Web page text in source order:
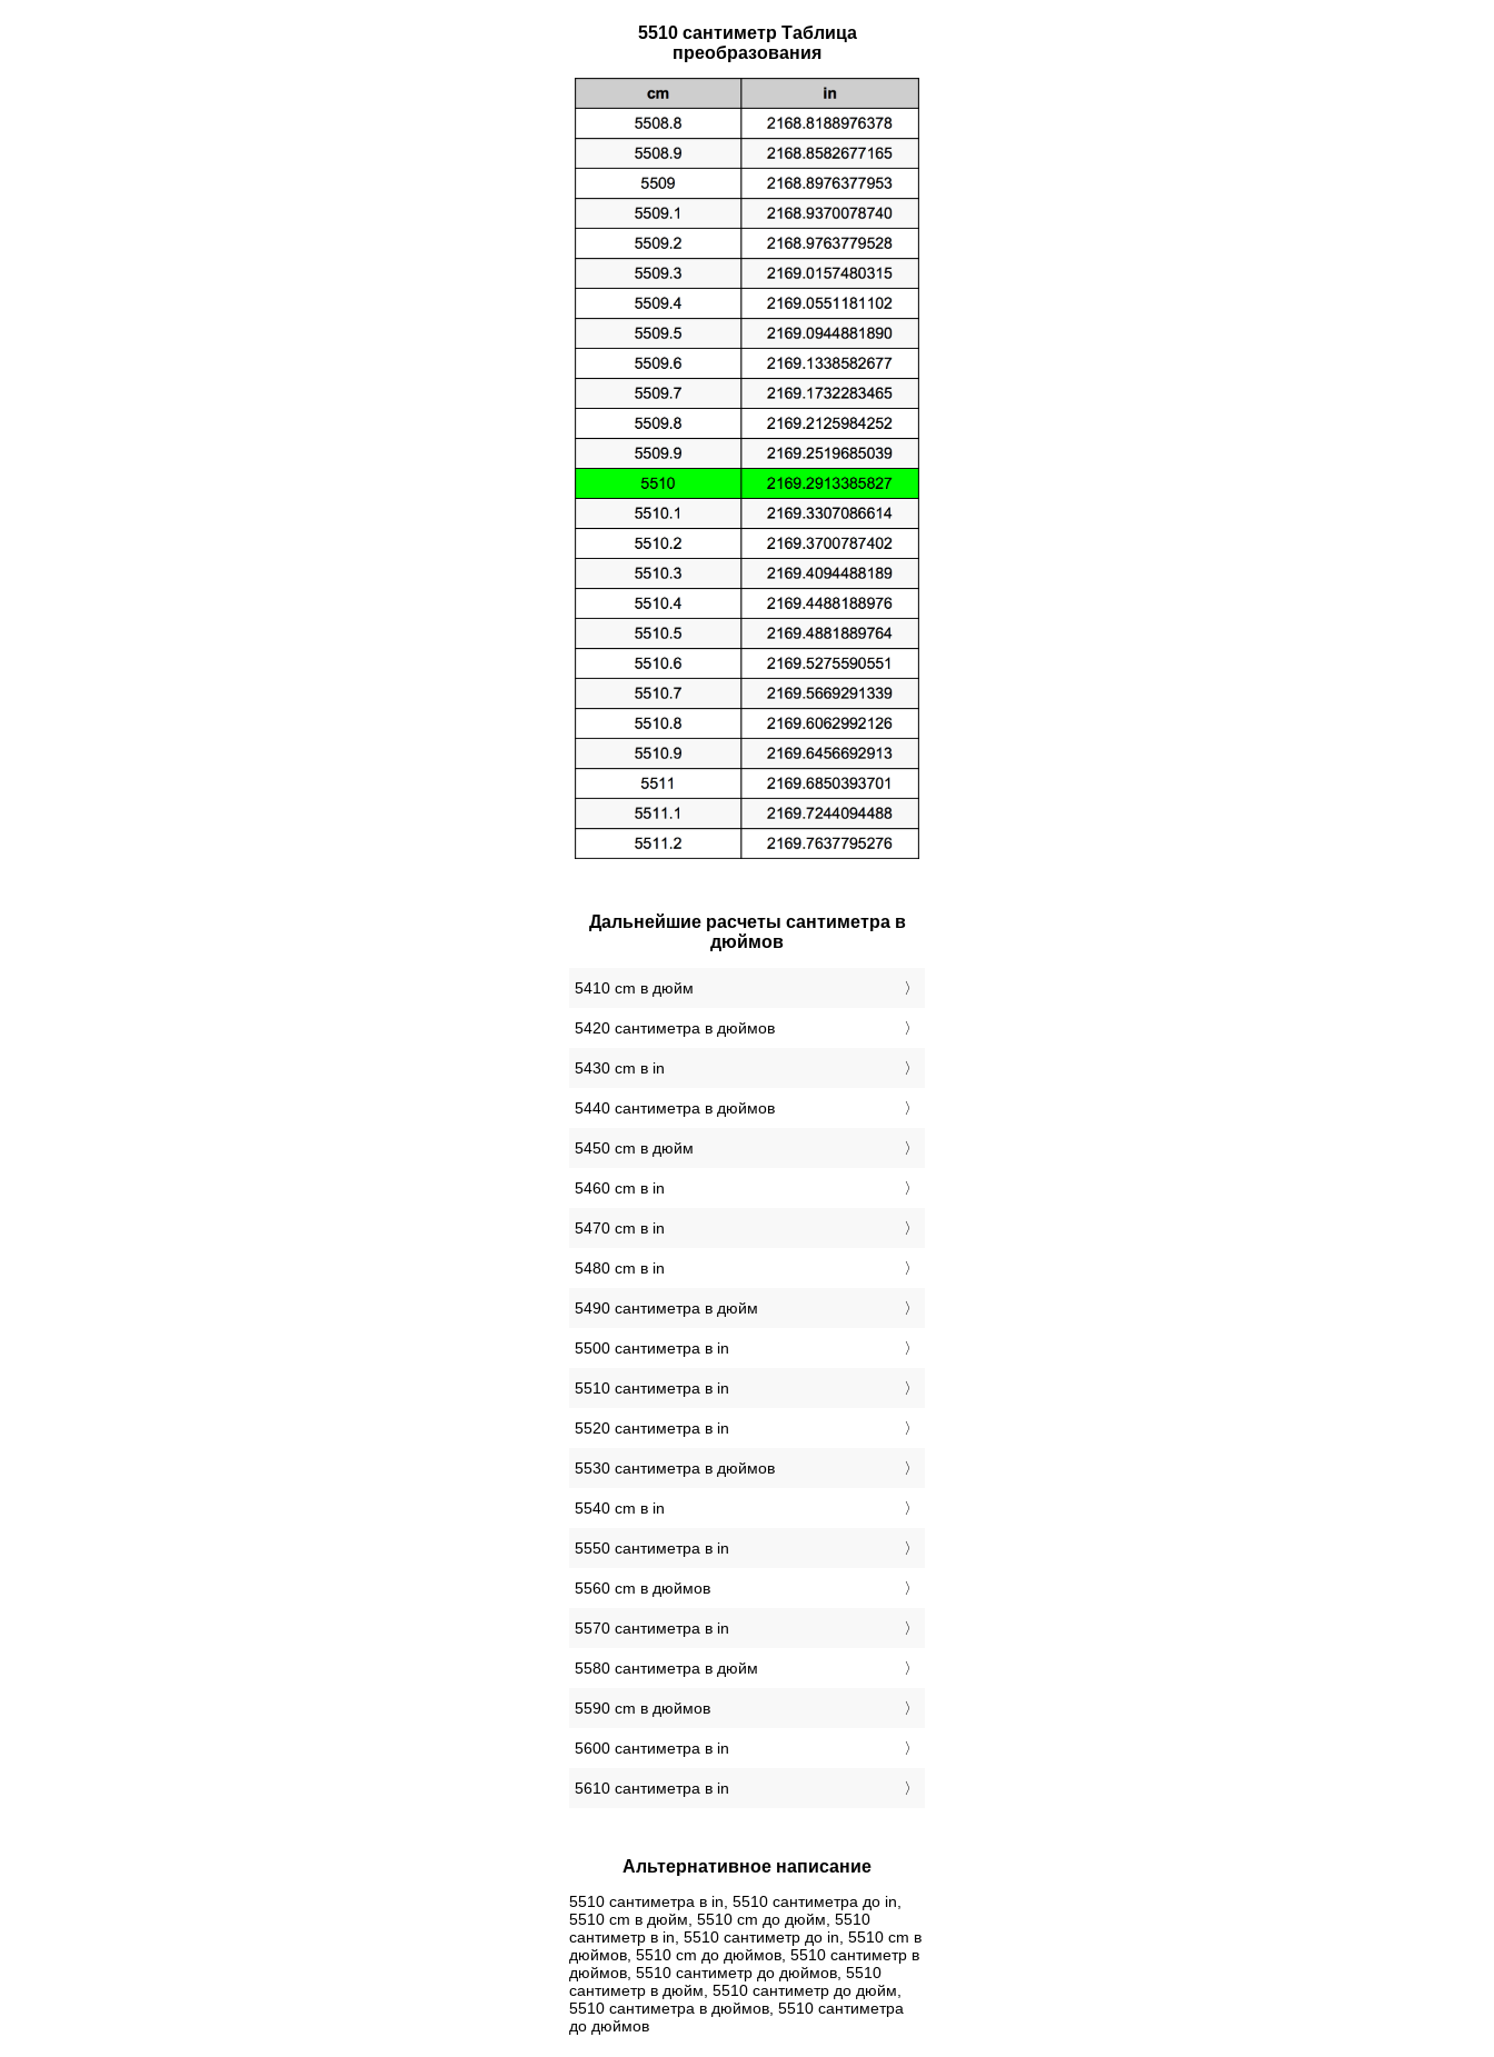
5510 сантиметр Таблица
преобразования
Дальнейшие расчеты сантиметра в
дюймов
5410 cm в дюйм
5420 сантиметра в дюймов
5430 cm в in
5440 сантиметра в дюймов
5450 cm в дюйм
5460 cm в in
5470 cm в in
5480 cm в in
5490 сантиметра в дюйм
5500 сантиметра в in
5510 сантиметра в in
5520 сантиметра в in
5530 сантиметра в дюймов
5540 cm в in
5550 сантиметра в in
5560 cm в дюймов
5570 сантиметра в in
5580 сантиметра в дюйм
5590 cm в дюймов
5600 сантиметра в in
5610 сантиметра в in
Альтернативное написание
5510 сантиметра в in, 5510 сантиметра до in,
5510 cm в дюйм, 5510 cm до дюйм, 5510
сантиметр в in, 5510 сантиметр до in, 5510 cm в
дюймов, 5510 cm до дюймов, 5510 сантиметр в
дюймов, 5510 сантиметр до дюймов, 5510
сантиметр в дюйм, 5510 сантиметр до дюйм,
5510 сантиметра в дюймов, 5510 сантиметра
до дюймов